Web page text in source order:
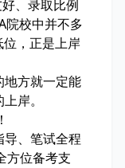
、录取比例
校中并不多
，正是上岸
地方就一定能
岸。
、笔试全程
方位备考支